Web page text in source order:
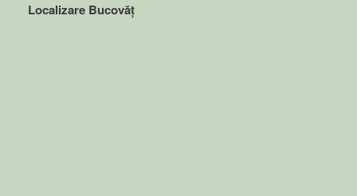
Localizare Bucovăț